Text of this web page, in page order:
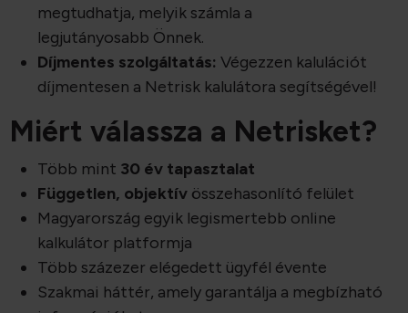
megtudhatja, melyik számla a
legjutányosabb Önnek.
Díjmentes szolgáltatás: Végezzen kalulációt
díjmentesen a Netrisk kalulátora segítségével!
Miért válassza a Netrisket?
Több mint 30 év tapasztalat
Független, objektív összehasonlító felület
Magyarország egyik legismertebb online
kalkulátor platformja
Több százezer elégedett ügyfél évente
Szakmai háttér, amely garantálja a megbízható